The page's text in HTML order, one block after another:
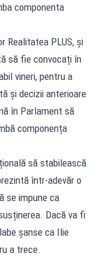
componenta
Realitatea PLUS, și
să fie convocați în
vineri, pentru a
și decizii anterioare
în Parlament să
componența
să stabilească
într-adevăr o
se impune ca
Dacă va fi
șanse ca Ilie
a trece.